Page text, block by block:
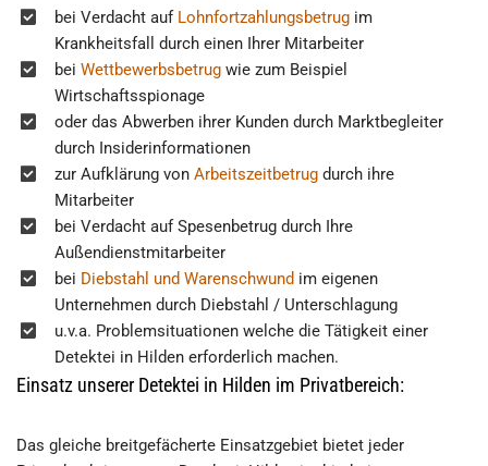
bei Verdacht auf Lohnfortzahlungsbetrug im
Krankheitsfall durch einen Ihrer Mitarbeiter
bei Wettbewerbsbetrug wie zum Beispiel
Wirtschaftsspionage
oder das Abwerben ihrer Kunden durch Marktbegleiter
durch Insiderinformationen
zur Aufklärung von Arbeitszeitbetrug durch ihre
Mitarbeiter
bei Verdacht auf Spesenbetrug durch Ihre
Außendienstmitarbeiter
bei Diebstahl und Warenschwund im eigenen
Unternehmen durch Diebstahl / Unterschlagung
u.v.a. Problemsituationen welche die Tätigkeit einer
Detektei in Hilden erforderlich machen.
Einsatz unserer Detektei in Hilden im Privatbereich:
Das gleiche breitgefächerte Einsatzgebiet bietet jeder